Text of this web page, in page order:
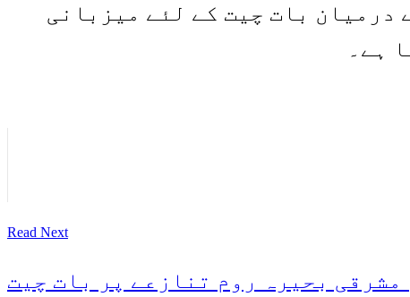
درمیان بات چیت کے لئے میزبانی
ہے۔
Read Next
بحیرہ روم تنازعے پر بات چیت